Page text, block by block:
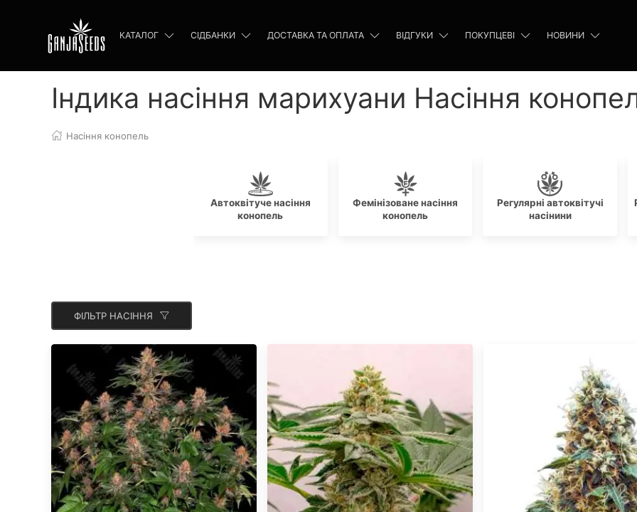
КАТАЛОГ СІДБАНКИ ДОСТАВКА ТА ОПЛАТА ВІДГУКИ ПОКУПЦЕВІ НОВИНИ
Індика насіння марихуани Насіння
Насіння конопель
Автоквітуче насіння
конопель
Фемінізоване насіння
конопель
Регулярні автоквітучі
насінини
ФІЛЬТР НАСІННЯ